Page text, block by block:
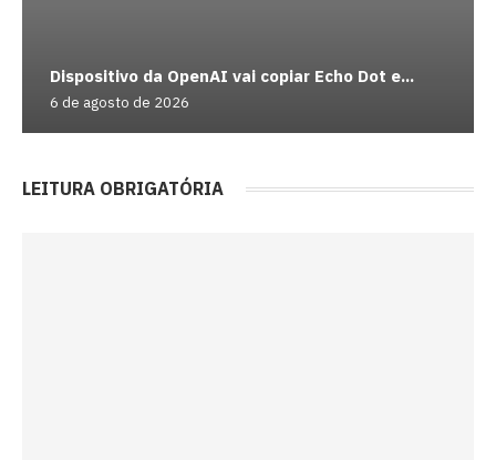
Dispositivo da OpenAI vai copiar Echo Dot e...
6 de agosto de 2026
LEITURA OBRIGATÓRIA